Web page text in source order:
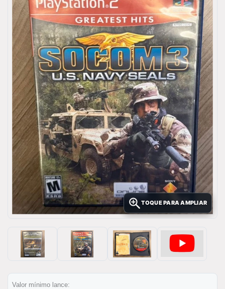
TOQUE PARA AMPLIAR
Valor mínimo lance: